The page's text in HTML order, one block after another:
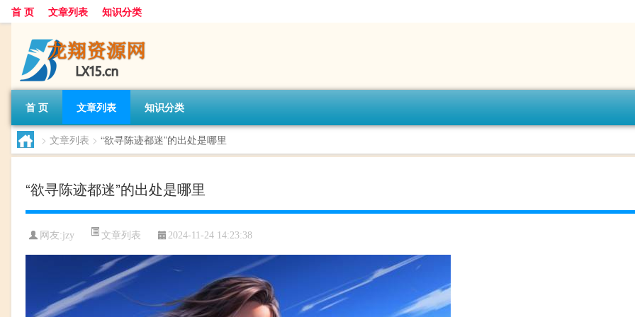
首 页 文章列表 知识分类
首 页 文章列表 知识分类
> 文章列表 > “欲寻陈迹都迷”的出处是哪里
“欲寻陈迹都迷”的出处是哪里
网友:jzy 文章列表 2024-11-24 14:23:38